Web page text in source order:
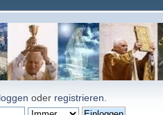
oder registrieren